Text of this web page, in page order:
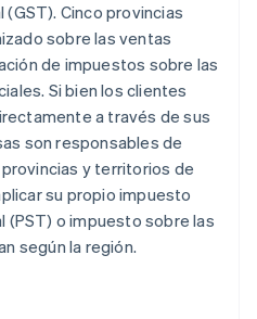
(GST). Cinco provincias
sobre las ventas
de impuestos sobre las
Si bien los clientes
a través de sus
son responsables de
y territorios de
su propio impuesto
(PST) o impuesto sobre las
según la región.